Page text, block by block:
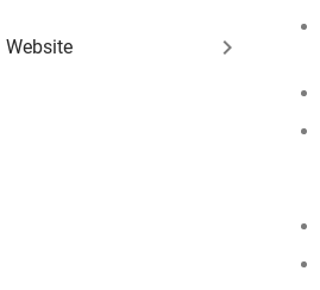
Website keyboard_arrow_right